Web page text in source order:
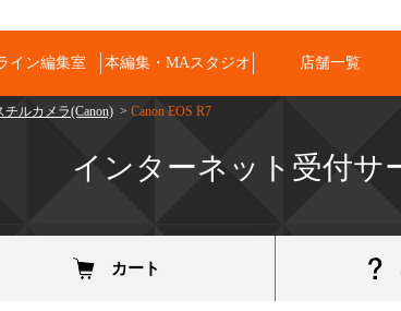
イン編集室 本編集・MAスタジオ 店舗一覧
チルカメラ(Canon) > Canon EOS R7
インターネット受付サ
カート